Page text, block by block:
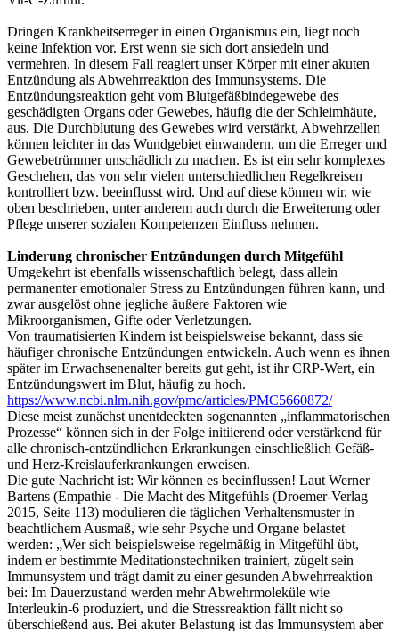
Dringen Krankheitserreger in einen Organismus ein, liegt noch
keine Infektion vor. Erst wenn sie sich dort ansiedeln und
vermehren. In diesem Fall reagiert unser Körper mit einer akuten
Entzündung als Abwehrreaktion des Immunsystems. Die
Entzündungsreaktion geht vom Blutgefäßbindegewebe des
geschädigten Organs oder Gewebes, häufig die der Schleimhäute,
aus. Die Durchblutung des Gewebes wird verstärkt, Abwehrzellen
können leichter in das Wundgebiet einwandern, um die Erreger und
Gewebetrümmer unschädlich zu machen. Es ist ein sehr komplexes
Geschehen, das von sehr vielen unterschiedlichen Regelkreisen
kontrolliert bzw. beeinflusst wird. Und auf diese können wir, wie
oben beschrieben, unter anderem auch durch die Erweiterung oder
Pflege unserer sozialen Kompetenzen Einfluss nehmen.
Linderung chronischer Entzündungen durch Mitgefühl
Umgekehrt ist ebenfalls wissenschaftlich belegt, dass allein
permanenter emotionaler Stress zu Entzündungen führen kann, und
zwar ausgelöst ohne jegliche äußere Faktoren wie
Mikroorganismen, Gifte oder Verletzungen.
Von traumatisierten Kindern ist beispielsweise bekannt, dass sie
häufiger chronische Entzündungen entwickeln. Auch wenn es ihnen
später im Erwachsenenalter bereits gut geht, ist ihr CRP-Wert, ein
Entzündungswert im Blut, häufig zu hoch.
https://www.ncbi.nlm.nih.gov/pmc/articles/PMC5660872/
Diese meist zunächst unentdeckten sogenannten „inflammatorischen
Prozesse“ können sich in der Folge initiierend oder verstärkend für
alle chronisch-entzündlichen Erkrankungen einschließlich Gefäß-
und Herz-Kreislauferkrankungen erweisen.
Die gute Nachricht ist: Wir können es beeinflussen! Laut Werner
Bartens (Empathie - Die Macht des Mitgefühls (Droemer-Verlag
2015, Seite 113) modulieren die täglichen Verhaltensmuster in
beachtlichem Ausmaß, wie sehr Psyche und Organe belastet
werden: „Wer sich beispielsweise regelmäßig in Mitgefühl übt,
indem er bestimmte Meditationstechniken trainiert, zügelt sein
Immunsystem und trägt damit zu einer gesunden Abwehrreaktion
bei: Im Dauerzustand werden mehr Abwehrmoleküle wie
Interleukin-6 produziert, und die Stressreaktion fällt nicht so
überschießend aus. Bei akuter Belastung ist das Immunsystem aber